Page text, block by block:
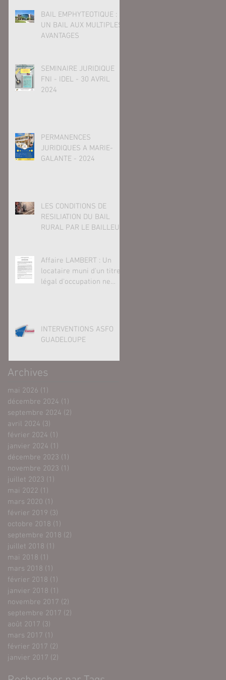
BAIL EMPHYTEOTIQUE :
UN BAIL AUX MULTIPLES
AVANTAGES
SEMINAIRE JURIDIQUE
FNI - IDEL - 30 AVRIL
2024
PERMANENCES
JURIDIQUES A MARIE-
GALANTE - 2024
LES CONDITIONS DE
RESILIATION DU BAIL
RURAL PAR LE BAILLEUR
Affaire LAMBERT : Un
locataire muni d'un titre
légal d'occupation ne
INTERVENTIONS ASFO
GUADELOUPE
Archives
mai 2026 (1)
décembre 2024 (1)
septembre 2024 (2)
avril 2024 (3)
février 2024 (1)
janvier 2024 (1)
décembre 2023 (1)
novembre 2023 (1)
juillet 2023 (1)
mai 2022 (1)
mars 2020 (1)
février 2019 (3)
octobre 2018 (1)
septembre 2018 (2)
juillet 2018 (1)
mai 2018 (1)
mars 2018 (1)
février 2018 (1)
janvier 2018 (1)
novembre 2017 (2)
septembre 2017 (2)
août 2017 (3)
mars 2017 (1)
février 2017 (2)
janvier 2017 (2)